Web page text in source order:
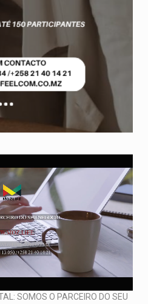
SOMOS O PARCEIRO DO SEU